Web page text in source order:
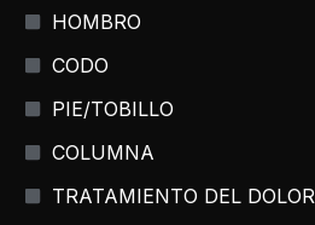
HOMBRO
CODO
PIE/TOBILLO
COLUMNA
TRATAMIENTO DEL DOLOR